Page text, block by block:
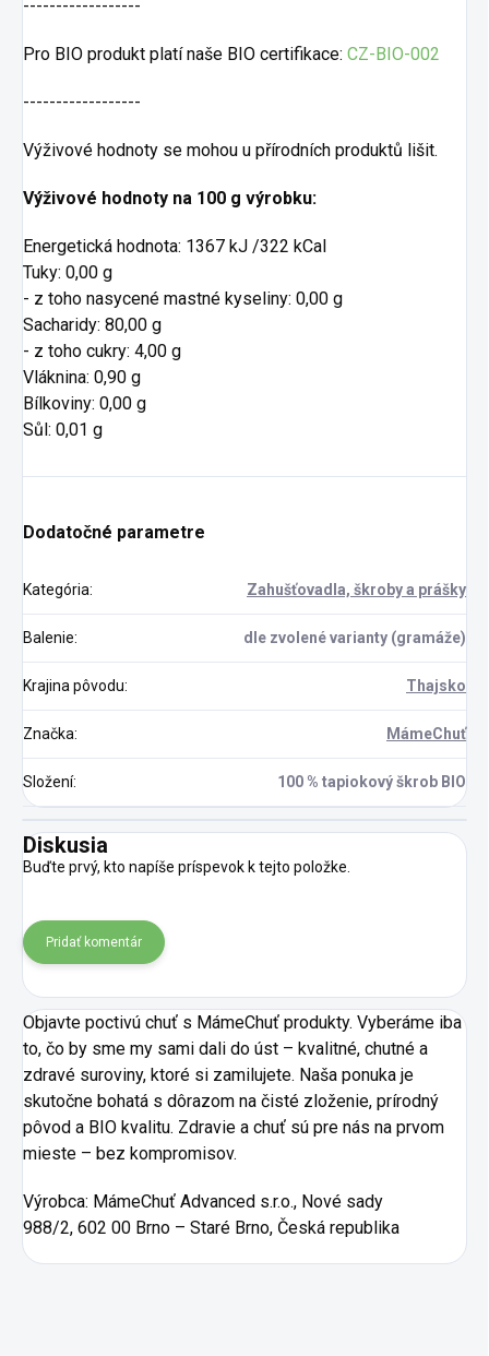
------------------
Pro BIO produkt platí naše BIO certifikace: CZ-BIO-002
------------------
Výživové hodnoty se mohou u přírodních produktů lišit.
Výživové hodnoty na 100 g výrobku:
Energetická hodnota: 1367 kJ /322 kCal
Tuky: 0,00 g
- z toho nasycené mastné kyseliny: 0,00 g
Sacharidy: 80,00 g
- z toho cukry: 4,00 g
Vláknina: 0,90 g
Bílkoviny: 0,00 g
Sůl: 0,01 g
Dodatočné parametre
Kategória: Zahušťovadla, škroby a prášky
Balenie: dle zvolené varianty (gramáže)
Krajina pôvodu: Thajsko
Značka: MámeChuť
Složení: 100 % tapiokový škrob BIO
Diskusia
Buďte prvý, kto napíše príspevok k tejto položke.
Pridať komentár
Objavte poctivú chuť s MámeChuť produkty. Vyberáme iba
to, čo by sme my sami dali do úst – kvalitné, chutné a
zdravé suroviny, ktoré si zamilujete. Naša ponuka je
skutočne bohatá s dôrazom na čisté zloženie, prírodný
pôvod a BIO kvalitu. Zdravie a chuť sú pre nás na prvom
mieste – bez kompromisov.
Výrobca: MámeChuť Advanced s.r.o., Nové sady
988/2, 602 00 Brno – Staré Brno, Česká republika